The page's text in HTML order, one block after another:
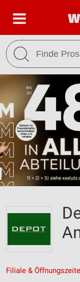
Filiale &